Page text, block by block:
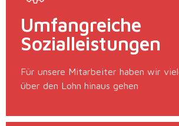
Umfangreiche
Sozialleistungen
Für unsere Mitarbeiter haben wir
über den Lohn hinaus gehen